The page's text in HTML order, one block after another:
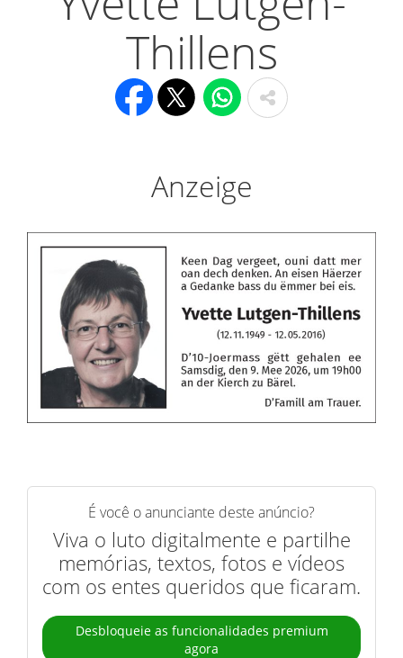
Thillens
Anzeige
É você o anunciante deste anúncio?
Viva o luto digitalmente e partilhe
memórias, textos, fotos e vídeos
com os entes queridos que ficaram.
Desbloqueie as funcionalidades premium
agora